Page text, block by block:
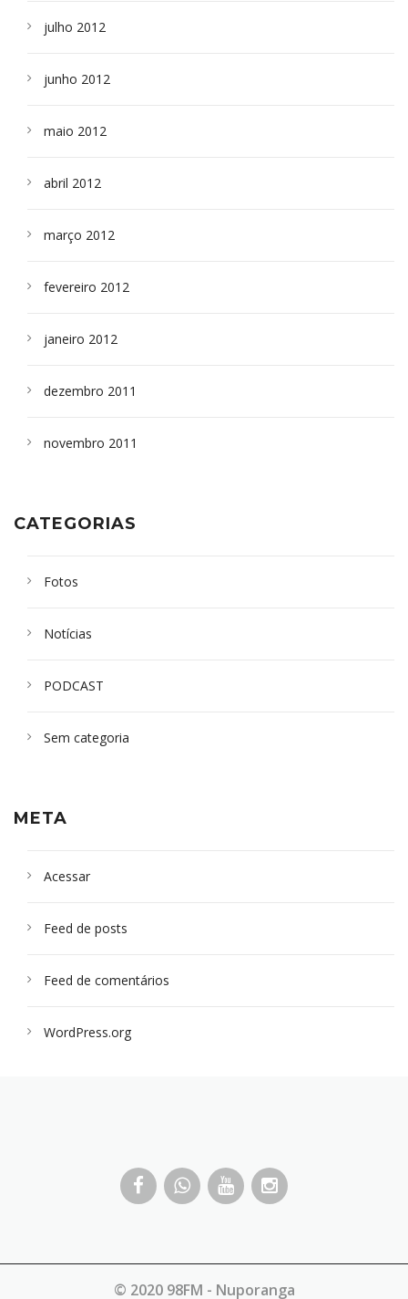
julho 2012
junho 2012
maio 2012
abril 2012
março 2012
fevereiro 2012
janeiro 2012
dezembro 2011
novembro 2011
CATEGORIAS
Fotos
Notícias
PODCAST
Sem categoria
META
Acessar
Feed de posts
Feed de comentários
WordPress.org
© 2020 98FM - Nuporanga